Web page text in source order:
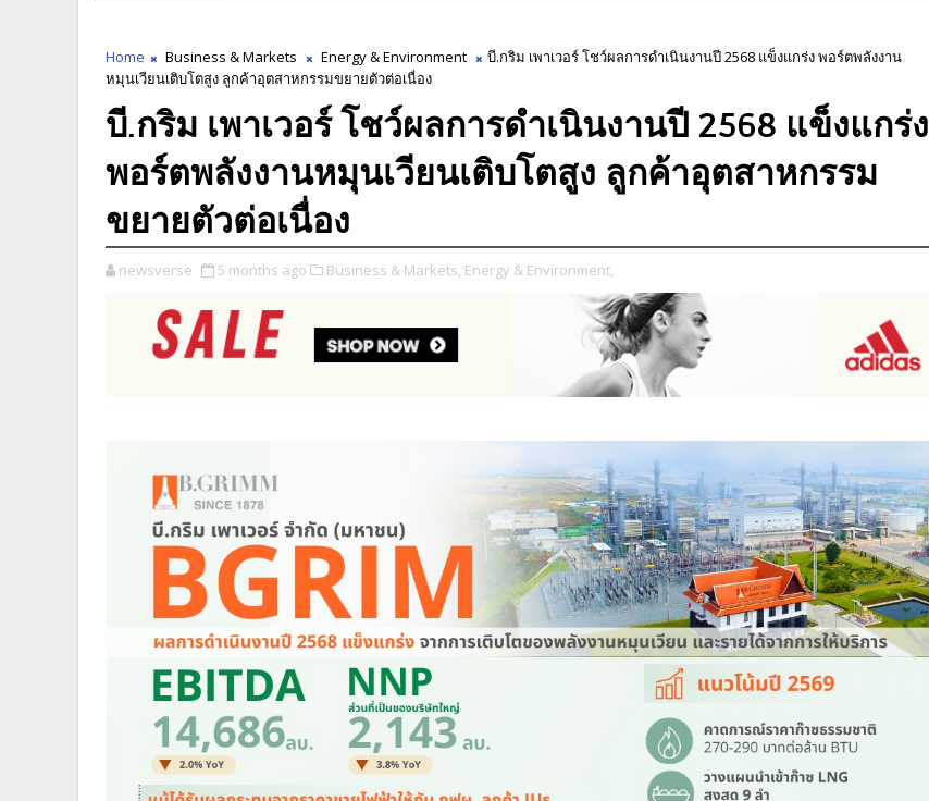
Home Business & Markets Energy & Environment
บี.กริม เพาเวอร์ โชว์ผลการดำเนินงานปี 2568 แข็งแกร่ง พอร์ตพลังงาน
หมุนเวียนเติบโตสูง ลูกค้าอุตสาหกรรมขยายตัวต่อเนื่อง
บี.กริม เพาเวอร์ โชว์ผลการดำเนินงานปี 2568 แข็งแกร่ง
พอร์ตพลังงานหมุนเวียนเติบโตสูง ลูกค้าอุตสาหกรรม
ขยายตัวต่อเนื่อง
newsverse 5 months ago Business & Markets, Energy & Environment,